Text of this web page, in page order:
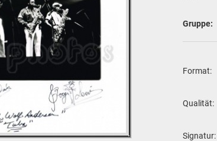
Gruppe:
For­mat:
Qua­li­tät:
Si­gna­tur: